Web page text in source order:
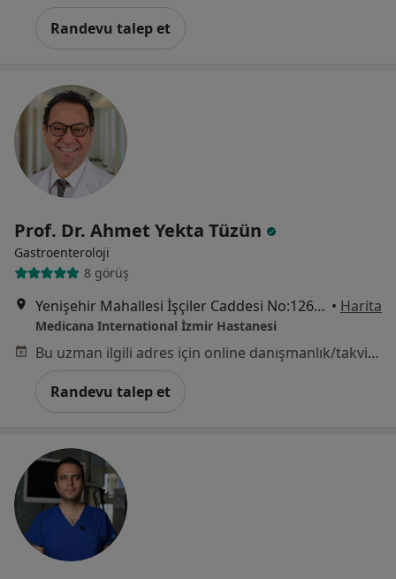
Randevu talep et
Prof. Dr. Ahmet Yekta Tüzün
Gastroenteroloji
8 görüş
Yenişehir Mahallesi İşçiler Caddesi No:126, Konak • Harita
Medicana International İzmir Hastanesi
Bu uzman ilgili adres için online danışmanlık/takvim sunmuyor.
Randevu talep et